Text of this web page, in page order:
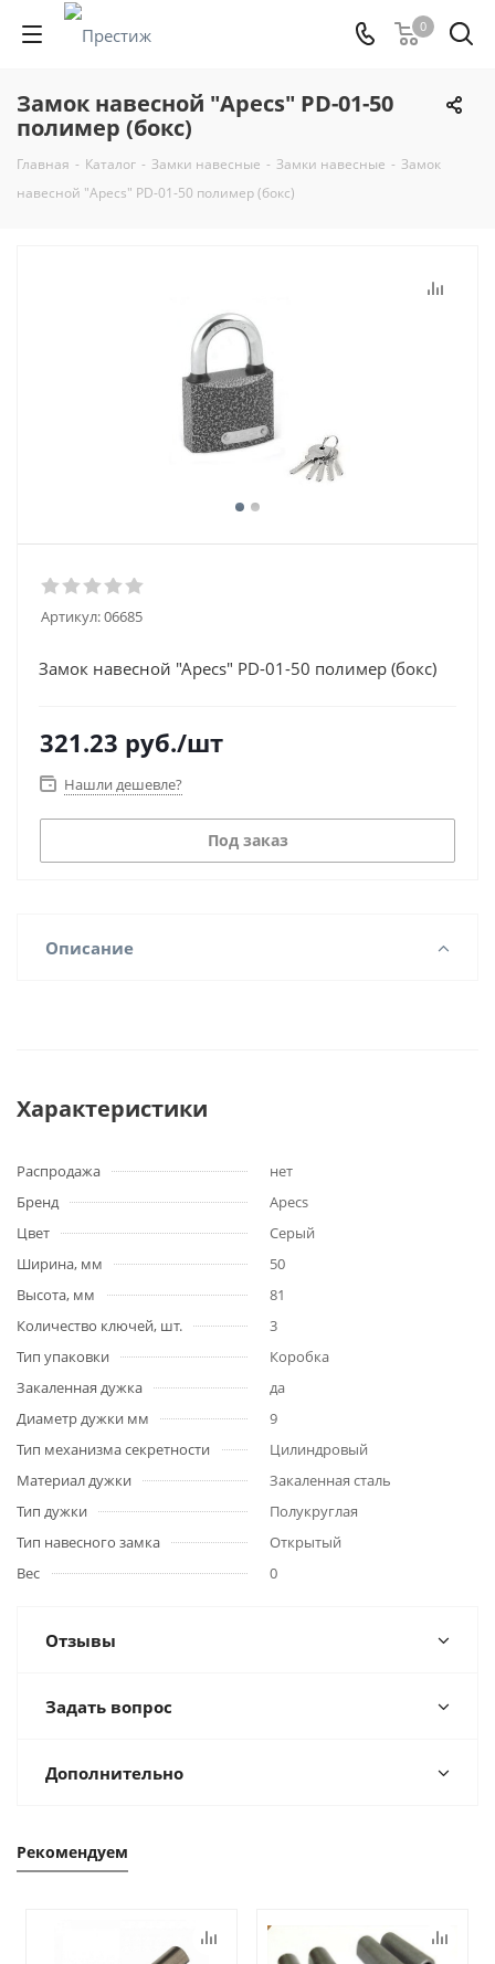
0
Замок навесной "Apecs" PD-01-50
полимер (бокс)
Главная - Каталог - Замки навесные - Замки навесные - Замок
навесной "Apecs" PD-01-50 полимер (бокс)
Артикул:06685
Замок навесной "Apecs" PD-01-50 полимер (бокс)
321.23 руб./шт
Нашли дешевле?
Под заказ
Описание
Характеристики
Распродажа
нет
Бренд
Apecs
Цвет
Серый
Ширина, мм
50
Высота, мм
81
Количество ключей, шт.
3
Тип упаковки
Коробка
Закаленная дужка
да
Диаметр дужки мм
9
Тип механизма секретности
Цилиндровый
Материал дужки
Закаленная сталь
Тип дужки
Полукруглая
Тип навесного замка
Открытый
Вес
0
Отзывы
Задать вопрос
Дополнительно
Рекомендуем